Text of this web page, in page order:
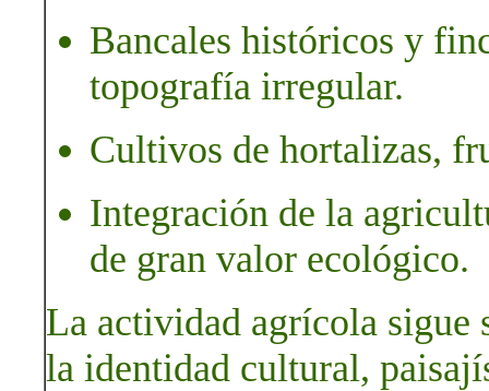
Bancales históricos y
topografía irregular.
Cultivos de hortalizas,
Integración de la
de gran valor ecológico.
La actividad agrícola sigue
la identidad cultural,